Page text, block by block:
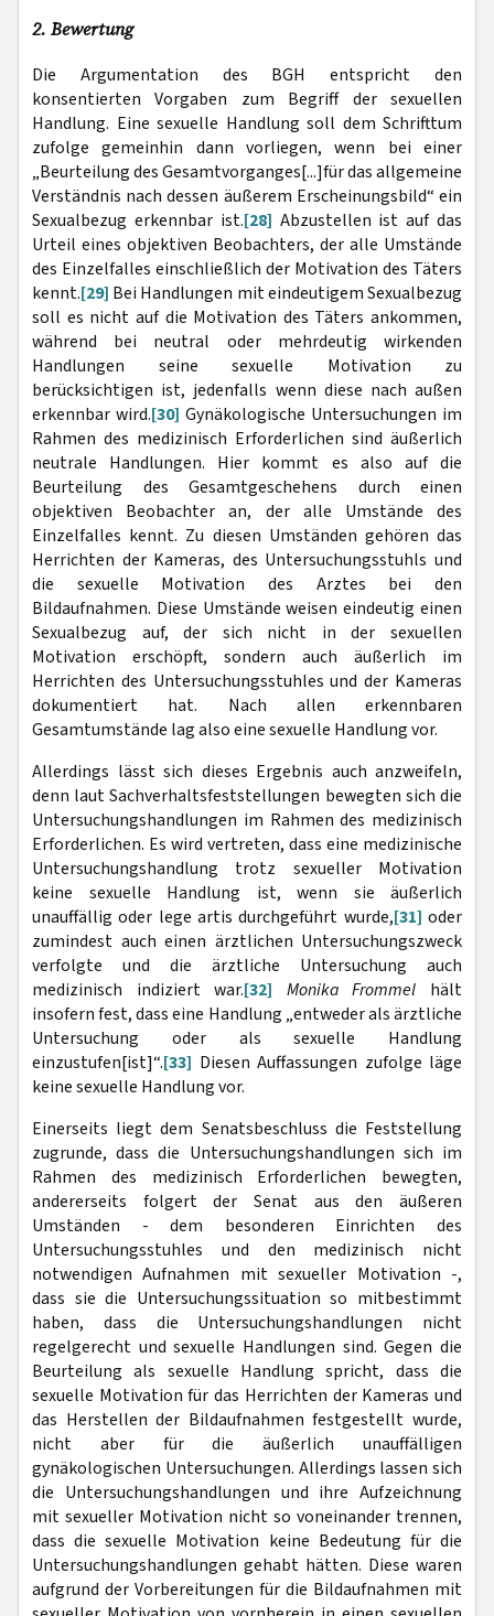
2. Bewertung
Die Argumentation des BGH entspricht den
konsentierten Vorgaben zum Begriff der sexuellen
Handlung. Eine sexuelle Handlung soll dem Schrifttum
zufolge gemeinhin dann vorliegen, wenn bei einer
„Beurteilung des Gesamtvorganges[...]für das allgemeine
Verständnis nach dessen äußerem Erscheinungsbild“ ein
Sexualbezug erkennbar ist.[28] Abzustellen ist auf das
Urteil eines objektiven Beobachters, der alle Umstände
des Einzelfalles einschließlich der Motivation des Täters
kennt.[29] Bei Handlungen mit eindeutigem Sexualbezug
soll es nicht auf die Motivation des Täters ankommen,
während bei neutral oder mehrdeutig wirkenden
Handlungen seine sexuelle Motivation zu
berücksichtigen ist, jedenfalls wenn diese nach außen
erkennbar wird.[30] Gynäkologische Untersuchungen im
Rahmen des medizinisch Erforderlichen sind äußerlich
neutrale Handlungen. Hier kommt es also auf die
Beurteilung des Gesamtgeschehens durch einen
objektiven Beobachter an, der alle Umstände des
Einzelfalles kennt. Zu diesen Umständen gehören das
Herrichten der Kameras, des Untersuchungsstuhls und
die sexuelle Motivation des Arztes bei den
Bildaufnahmen. Diese Umstände weisen eindeutig einen
Sexualbezug auf, der sich nicht in der sexuellen
Motivation erschöpft, sondern auch äußerlich im
Herrichten des Untersuchungsstuhles und der Kameras
dokumentiert hat. Nach allen erkennbaren
Gesamtumstände lag also eine sexuelle Handlung vor.
Allerdings lässt sich dieses Ergebnis auch anzweifeln,
denn laut Sachverhaltsfeststellungen bewegten sich die
Untersuchungshandlungen im Rahmen des medizinisch
Erforderlichen. Es wird vertreten, dass eine medizinische
Untersuchungshandlung trotz sexueller Motivation
keine sexuelle Handlung ist, wenn sie äußerlich
unauffällig oder lege artis durchgeführt wurde,[31] oder
zumindest auch einen ärztlichen Untersuchungszweck
verfolgte und die ärztliche Untersuchung auch
medizinisch indiziert war.[32] Monika Frommel hält
insofern fest, dass eine Handlung „entweder als ärztliche
Untersuchung oder als sexuelle Handlung
einzustufen[ist]“.[33] Diesen Auffassungen zufolge läge
keine sexuelle Handlung vor.
Einerseits liegt dem Senatsbeschluss die Feststellung
zugrunde, dass die Untersuchungshandlungen sich im
Rahmen des medizinisch Erforderlichen bewegten,
andererseits folgert der Senat aus den äußeren
Umständen - dem besonderen Einrichten des
Untersuchungsstuhles und den medizinisch nicht
notwendigen Aufnahmen mit sexueller Motivation -,
dass sie die Untersuchungssituation so mitbestimmt
haben, dass die Untersuchungshandlungen nicht
regelgerecht und sexuelle Handlungen sind. Gegen die
Beurteilung als sexuelle Handlung spricht, dass die
sexuelle Motivation für das Herrichten der Kameras und
das Herstellen der Bildaufnahmen festgestellt wurde,
nicht aber für die äußerlich unauffälligen
gynäkologischen Untersuchungen. Allerdings lassen sich
die Untersuchungshandlungen und ihre Aufzeichnung
mit sexueller Motivation nicht so voneinander trennen,
dass die sexuelle Motivation keine Bedeutung für die
Untersuchungshandlungen gehabt hätten. Diese waren
aufgrund der Vorbereitungen für die Bildaufnahmen mit